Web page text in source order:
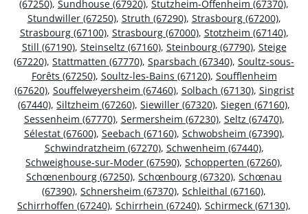
(67250), Sundhouse (67920), Stutzheim-Offenheim (67370),
Stundwiller (67250), Struth (67290), Strasbourg (67200),
Strasbourg (67100), Strasbourg (67000), Stotzheim (67140),
Still (67190), Steinseltz (67160), Steinbourg (67790), Steige
(67220), Stattmatten (67770), Sparsbach (67340), Soultz-sous-
Forêts (67250), Soultz-les-Bains (67120), Soufflenheim
(67620), Souffelweyersheim (67460), Solbach (67130), Singrist
(67440), Siltzheim (67260), Siewiller (67320), Siegen (67160),
Sessenheim (67770), Sermersheim (67230), Seltz (67470),
Sélestat (67600), Seebach (67160), Schwobsheim (67390),
Schwindratzheim (67270), Schwenheim (67440),
Schweighouse-sur-Moder (67590), Schopperten (67260),
Schœnenbourg (67250), Schœnbourg (67320), Schœnau
(67390), Schnersheim (67370), Schleithal (67160),
Schirrhoffen (67240), Schirrhein (67240), Schirmeck (67130),